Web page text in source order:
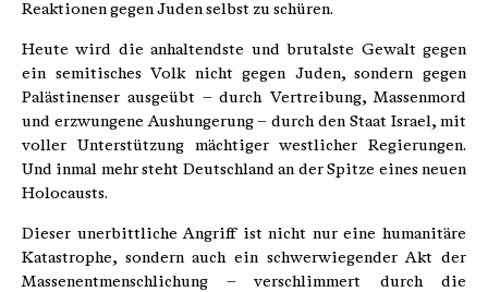
Reaktionen gegen Juden selbst zu schüren.
Heute wird die anhaltendste und brutalste Gewalt gegen
ein semitisches Volk nicht gegen Juden, sondern gegen
Palästinenser ausgeübt – durch Vertreibung, Massenmord
und erzwungene Aushungerung – durch den Staat Israel, mit
voller Unterstützung mächtiger westlicher Regierungen.
Und inmal mehr steht Deutschland an der Spitze eines neuen
Holocausts.
Dieser unerbittliche Angriff ist nicht nur eine humanitäre
Katastrophe, sondern auch ein schwerwiegender Akt der
Massenentmenschlichung – verschlimmert durch die